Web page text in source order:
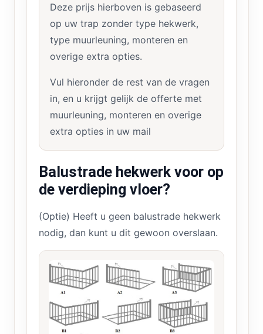
Deze prijs hierboven is gebaseerd
op uw trap zonder type hekwerk,
type muurleuning, monteren en
overige extra opties.
Vul hieronder de rest van de vragen
in, en u krijgt gelijk de offerte met
muurleuning, monteren en overige
extra opties in uw mail
Balustrade hekwerk voor op
de verdieping vloer?
(Optie) Heeft u geen balustrade hekwerk
nodig, dan kunt u dit gewoon overslaan.